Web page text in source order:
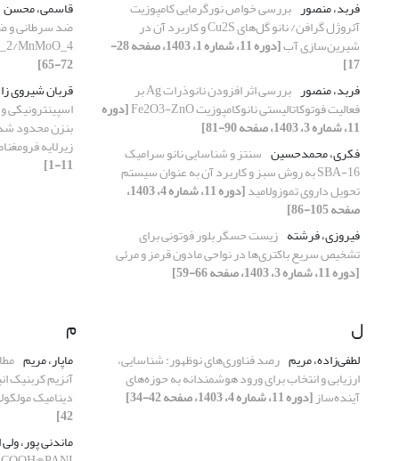
فربد، منصور بررسی خواص نورگرمایی کامپوزیت
آئروژل گرافن/ نانو گل‌های Cu2S و کاربرد آن در
شیرین‌سازی آب [دوره 11، شماره 1، 1403، صفحه 28-
17]
فربد، منصور
بررسی اثر افزودن نانوذرات Ag بر
فعالیت فوتوکاتالیستی نانوکامپوزیت Fe2O3-ZnO [دوره
11، شماره 3، 1403، صفحه 90-81]
فکری، محمدحسین سنتز و شناسایی نانو سرامیک
SBA-16 به روش سبز و کاربرد آن به عنوان سیستم
تحویل داروی تموزولامید [دوره 11، شماره 4، 1403،
صفحه 105-86]
فیروزی، فرشته زیست حسگر بلور فوتونی برای
تشخیص سریع باکتری‌ها در نواحی مادون قرمز و مرئی
[دوره 11، شماره 3، 1403، صفحه 66-59]
قاسمی، محسن
MnMoO_4
72-65]
قربان شیروی
اسپینترونیکی
بنزن محدود
زیرلایه
11-1]
ل
لطفی‌زاده، مریم رصد فناوری‌های نوظهور: شناسایی،
ارزیابی و انتخاب برای ورود هوشمندانه به حوزه‌های
آینده‌ساز[دوره 11، شماره 4، 1403، صفحه 42-34]
م
ماپار، مریم
دینامیک
42]
ماندنی پور،